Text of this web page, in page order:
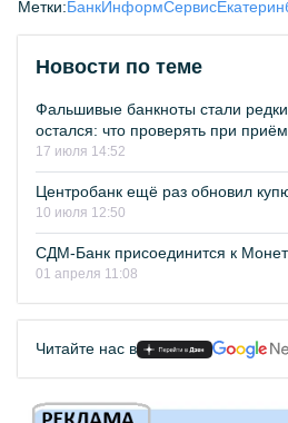
Метки:БанкИнформСервис
Новости по теме
Фальшивые банкноты стали
остался: что проверять при
17 июля 14:52
Центробанк ещё раз обновил
10 июля 12:50
СДМ-Банк присоединится к
01 апреля 11:08
Читайте нас в